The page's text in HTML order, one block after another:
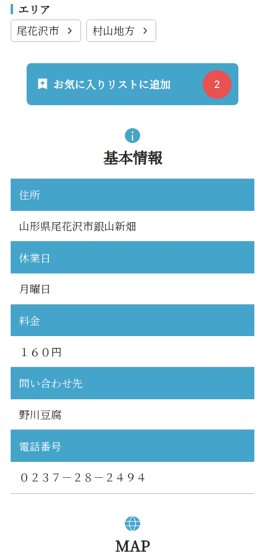
エリア
尾花沢市
村山地方
お気に入りリストに追加
基本情報
住所
山形県尾花沢市銀山新畑
休業日
月曜日
料金
１６０円
問い合わせ先
野川豆腐
電話番号
０２３７－２８－２４９４
MAP